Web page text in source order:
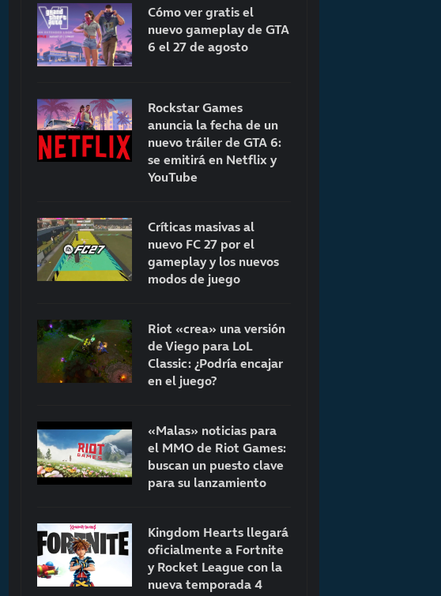
Cómo ver gratis el
nuevo gameplay de GTA
6 el 27 de agosto
Rockstar Games
anuncia la fecha de un
nuevo tráiler de GTA 6:
se emitirá en Netflix y
YouTube
Críticas masivas al
nuevo FC 27 por el
gameplay y los nuevos
modos de juego
Riot «crea» una versión
de Viego para LoL
Classic: ¿Podría encajar
en el juego?
«Malas» noticias para
el MMO de Riot Games:
buscan un puesto clave
para su lanzamiento
Kingdom Hearts llegará
oficialmente a Fortnite
y Rocket League con la
nueva temporada 4